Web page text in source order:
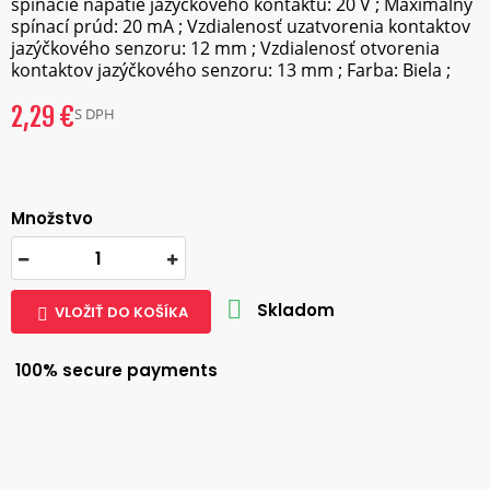
spínací prúd: 20 mA ; Vzdialenosť uzatvorenia kontaktov
jazýčkového senzoru: 12 mm ; Vzdialenosť otvorenia
kontaktov jazýčkového senzoru: 13 mm ; Farba: Biela ;
2,29 €S DPH
Množstvo
 VLOŽIŤ DO KOŠÍKA  Skladom
100% secure payments